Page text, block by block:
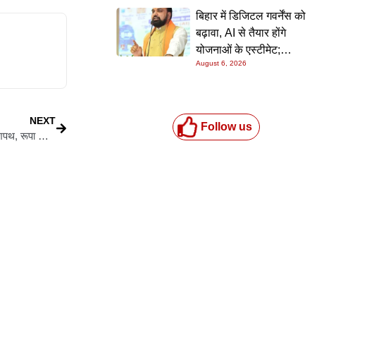
NEXT
कौआकोल में पंचायत उपचुनाव में निर्वाचित जनप्रतिनिधियों ने ली शपथ, रूपा सिंह ने पंचायत समिति सदस्य पद पर दर्ज की बड़ी जीत
यात्रियों की लापरवाही आई
बिहार में डिजिटल गवर्नेंस को
बढ़ावा, AI से तैयार होंगे
योजनाओं के एस्टीमेट;
मुख्यमंत्री ने परियोजना
August 6, 2026
Follow us